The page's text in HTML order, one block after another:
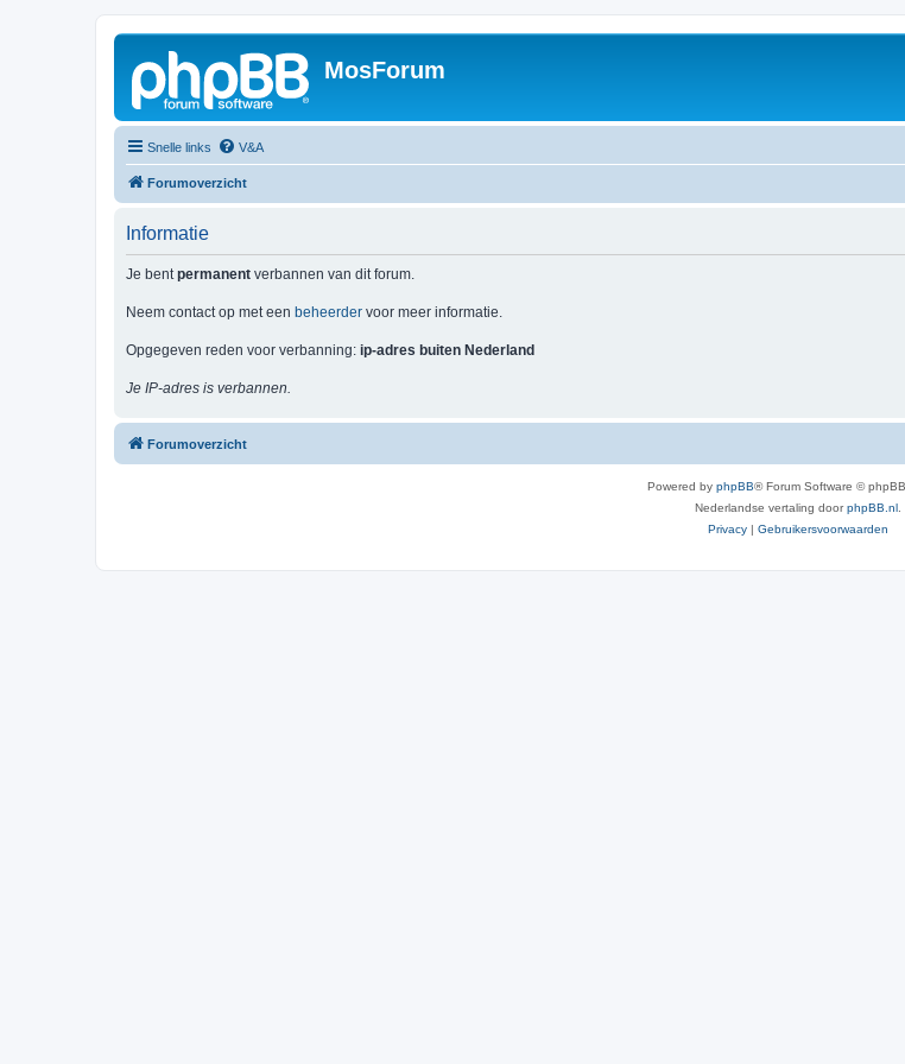
MosForum
Snelle links V&A
Forumoverzicht
Informatie
Je bentpermanent verbannen van dit forum.
Neem contact op met een beheerder voor meer informatie.
Opgegeven reden voor verbanning: ip-adres buiten Nederland
Je IP-adres is verbannen.
Forumoverzicht
Powered by phpBB® Forum Software ©
Nederlandse vertaling doorphpBB.nl
Privacy | Gebruikersvoorwaarden